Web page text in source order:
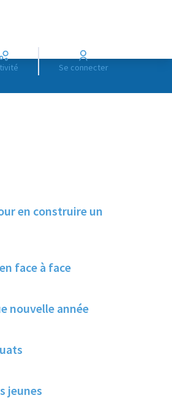
Se connecter
en construire un
face à face
nouvelle année
jeunes